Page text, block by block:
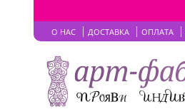
О НАС ДОСТАВКА ОПЛАТА